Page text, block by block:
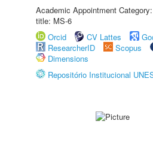
Academic Appointment
title: MS-6
Orcid
CV Lattes
ResearcherID
Scopus
Dimensions
Repositório Institucional